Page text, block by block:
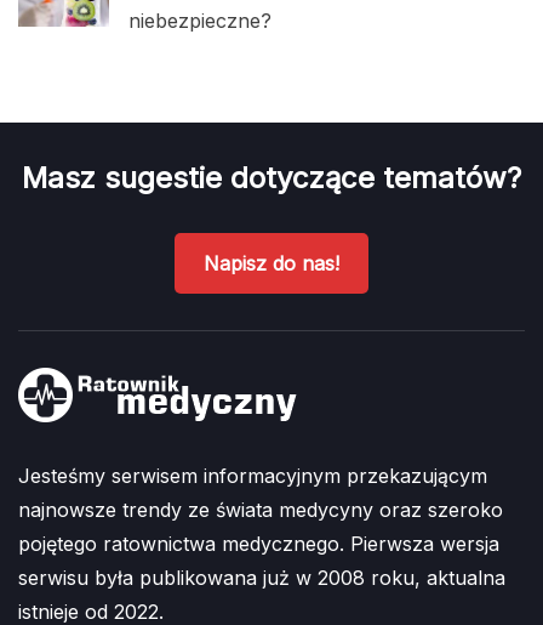
niebezpieczne?
Masz sugestie dotyczące tematów?
Napisz do nas!
Jesteśmy serwisem informacyjnym przekazującym
najnowsze trendy ze świata medycyny oraz szeroko
pojętego ratownictwa medycznego. Pierwsza wersja
serwisu była publikowana już w 2008 roku, aktualna
istnieje od 2022.